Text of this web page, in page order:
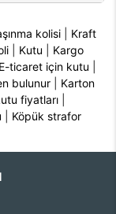
kolisi
Kraft
Kutu
Kargo
E-ticaret için kutu
bulunur
Karton
fiyatları
Köpük strafor